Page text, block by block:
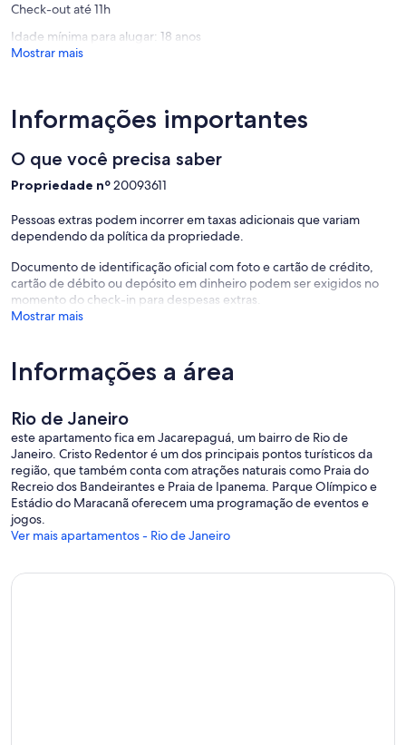
Check-out até 11h
Idade mínima para alugar: 18 anos
Mostrar mais
Informações importantes
O que você precisa saber
Propriedade nº20093611
Pessoas extras podem incorrer em taxas adicionais que variam
dependendo da política da propriedade.
Documento de identificação oficial com foto e cartão de crédito,
cartão de débito ou depósito em dinheiro podem ser exigidos no
momento do check-in para despesas extras.
Mostrar mais
Informações a área
Rio de Janeiro
este apartamento fica em Jacarepaguá, um bairro de Rio de
Janeiro. Cristo Redentor é um dos principais pontos turísticos da
região, que também conta com atrações naturais como Praia do
Recreio dos Bandeirantes e Praia de Ipanema. Parque Olímpico e
Estádio do Maracanã oferecem uma programação de eventos e
jogos.
Ver mais apartamentos - Rio de Janeiro